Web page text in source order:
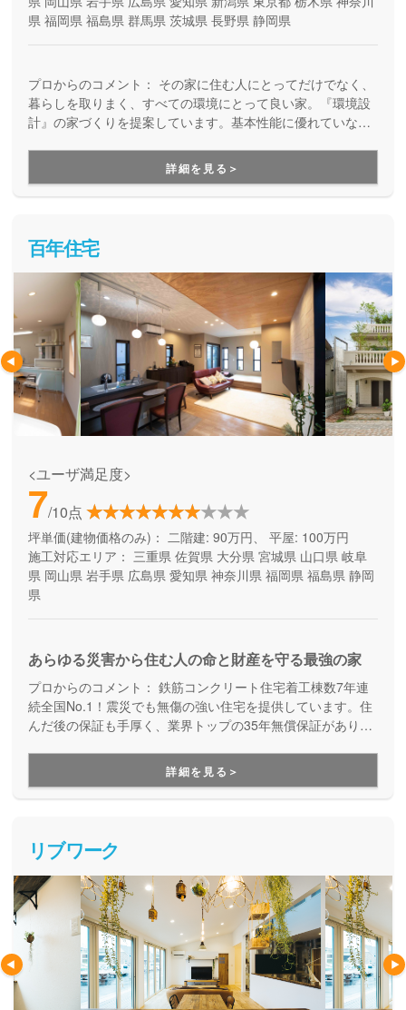
県 福岡県 福島県 群馬県 茨城県 長野県 静岡県
プロからのコメント： その家に住む人にとってだけでなく、
暮らしを取りまく、すべての環境にとって良い家。『環境設
計』の家づくりを提案しています。基本性能に優れていなが
で、そしてエコな住宅を提供しています。
詳細を見る＞
百年住宅
<ユーザ満足度>
7/10点
坪単価(建物価格のみ)： 二階建: 90万円、 平屋: 100万円
施工対応エリア： 三重県 佐賀県 大分県 宮城県 山口県 岐阜
県 岡山県 岩手県 広島県 愛知県 神奈川県 福岡県 福島県 静岡
県
あらゆる災害から住む人の命と財産を守る最強の家
プロからのコメント： 鉄筋コンクリート住宅着工棟数7年連
続全国No.1！震災でも無傷の強い住宅を提供しています。住
んだ後の保証も手厚く、業界トップの35年無償保証があり、
した災害対策で安心できる家づくりをしたい方にオススメで
詳細を見る＞
リブワーク